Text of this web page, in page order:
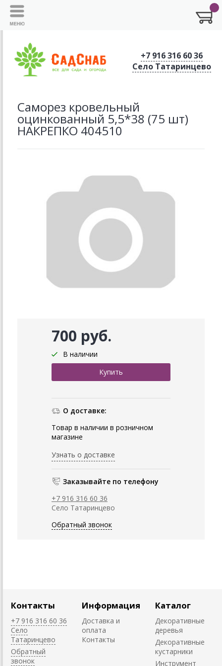
+7 916 316 60 36
Село Татаринцево
Саморез кровельный
оцинкованный 5,5*38 (75 шт)
НАКРЕПКО 404510
700 руб.
В наличии
О доставке:
Товар в наличии в розничном
магазине
Узнать о доставке
Заказывайте по телефону
+7 916 316 60 36
Село Татаринцево
Обратный звонок
Контакты
+7 916 316 60 36
Село
Татаринцево
Обратный
звонок
Информация
Доставка и
оплата
Контакты
Каталог
Декоративные
деревья
Декоративные
кустарники
Инструмент